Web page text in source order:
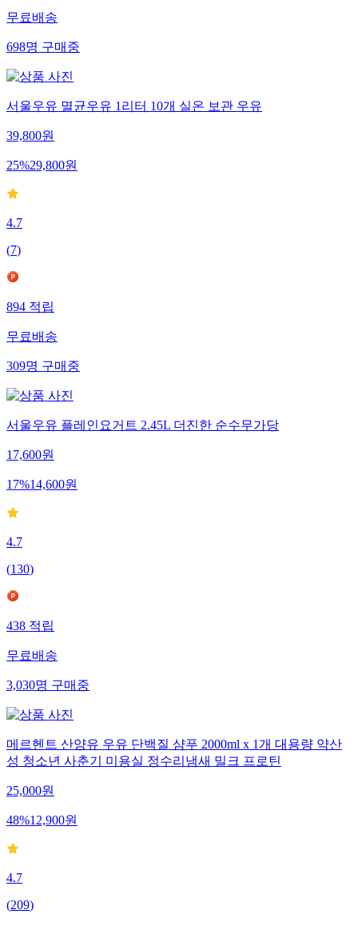
무료배송
698명구매중
서울우유 멸균우유 1리터 10개 실온 보관 우유
39,800원
25%29,800원
4.7
(7)
894적립
무료배송
309명구매중
서울우유 플레인요거트 2.45L 더진한 순수무가당
17,600원
17%14,600원
4.7
(130)
438적립
무료배송
3,030명구매중
메르헨트 산양유 우유 단백질 샴푸 2000ml x 1개 대용량 약산
성 청소년 사춘기 미용실 정수리냄새 밀크 프로틴
25,000원
48%12,900원
4.7
(209)